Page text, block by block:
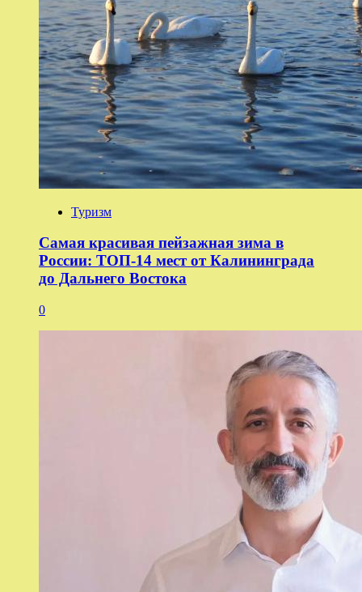
Туризм
Самая красивая пейзажная зима в
России: ТОП-14 мест от Калининграда
до Дальнего Востока
0